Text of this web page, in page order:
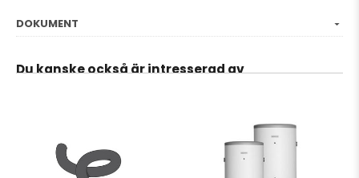
DOKUMENT
Du kanske också är intresserad av